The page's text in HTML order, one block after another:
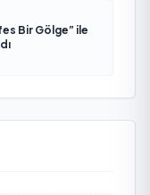
Bir Gölge” ile